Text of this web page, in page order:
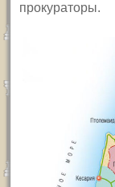
прокураторы.